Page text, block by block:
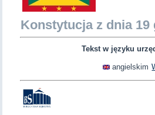
Konstytucja z dnia 19
Tekst w języku
angielskim